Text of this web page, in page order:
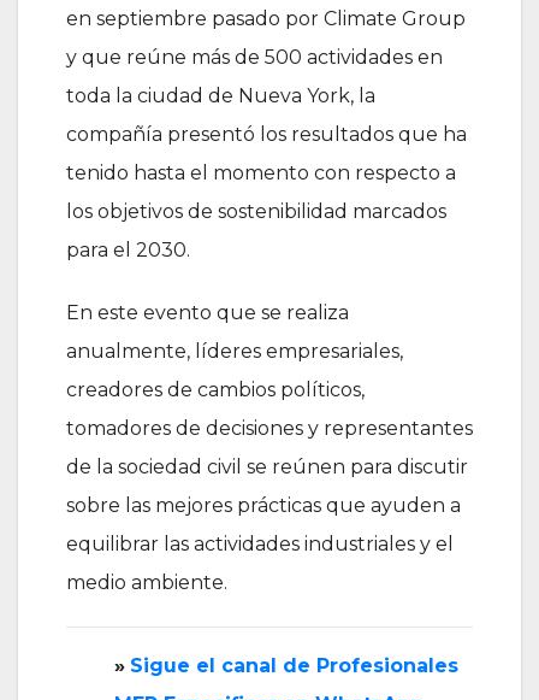
en septiembre pasado por Climate Group
y que reúne más de 500 actividades en
toda la ciudad de Nueva York, la
compañía presentó los resultados que ha
tenido hasta el momento con respecto a
los objetivos de sostenibilidad marcados
para el 2030.
En este evento que se realiza
anualmente, líderes empresariales,
creadores de cambios políticos,
tomadores de decisiones y representantes
de la sociedad civil se reúnen para discutir
sobre las mejores prácticas que ayuden a
equilibrar las actividades industriales y el
medio ambiente.
» ‎Sigue el canal de Profesionales